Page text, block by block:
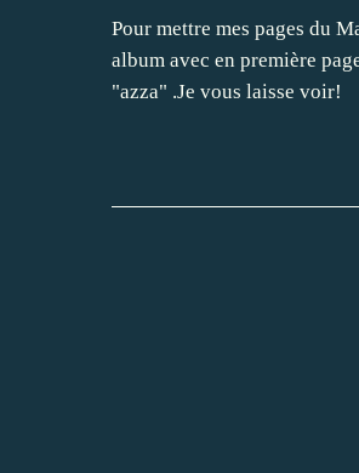
Pour mettre mes pages du
album avec en première
"azza" .Je vous laisse voir!